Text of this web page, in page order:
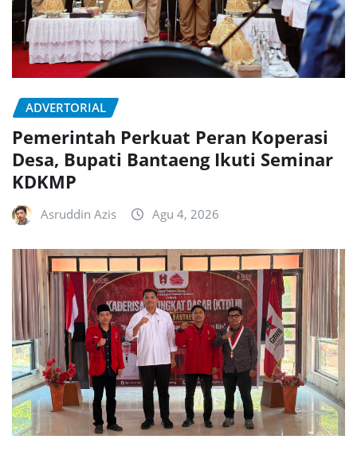
ADVERTORIAL
Pemerintah Perkuat Peran Koperasi
Desa, Bupati Bantaeng Ikuti Seminar
KDKMP
Asruddin Azis Agu 4, 2026